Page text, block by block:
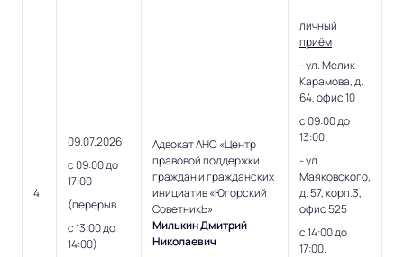
4
09.07.2026
с 09:00 до
17:00
(перерыв
с 13:00 до
14:00)
Адвокат АНО «Центр
правовой поддержки
граждан и гражданских
инициатив «Югорский
СоветникЬ»
Милькин Дмитрий
Николаевич
личный
приём
- ул. Мелик-
Карамова, д.
64, офис 10
с 09:00 до
13:00;
- ул.
Маяковского,
д. 57, корп.3,
офис 525
с 14:00 до
17:00.